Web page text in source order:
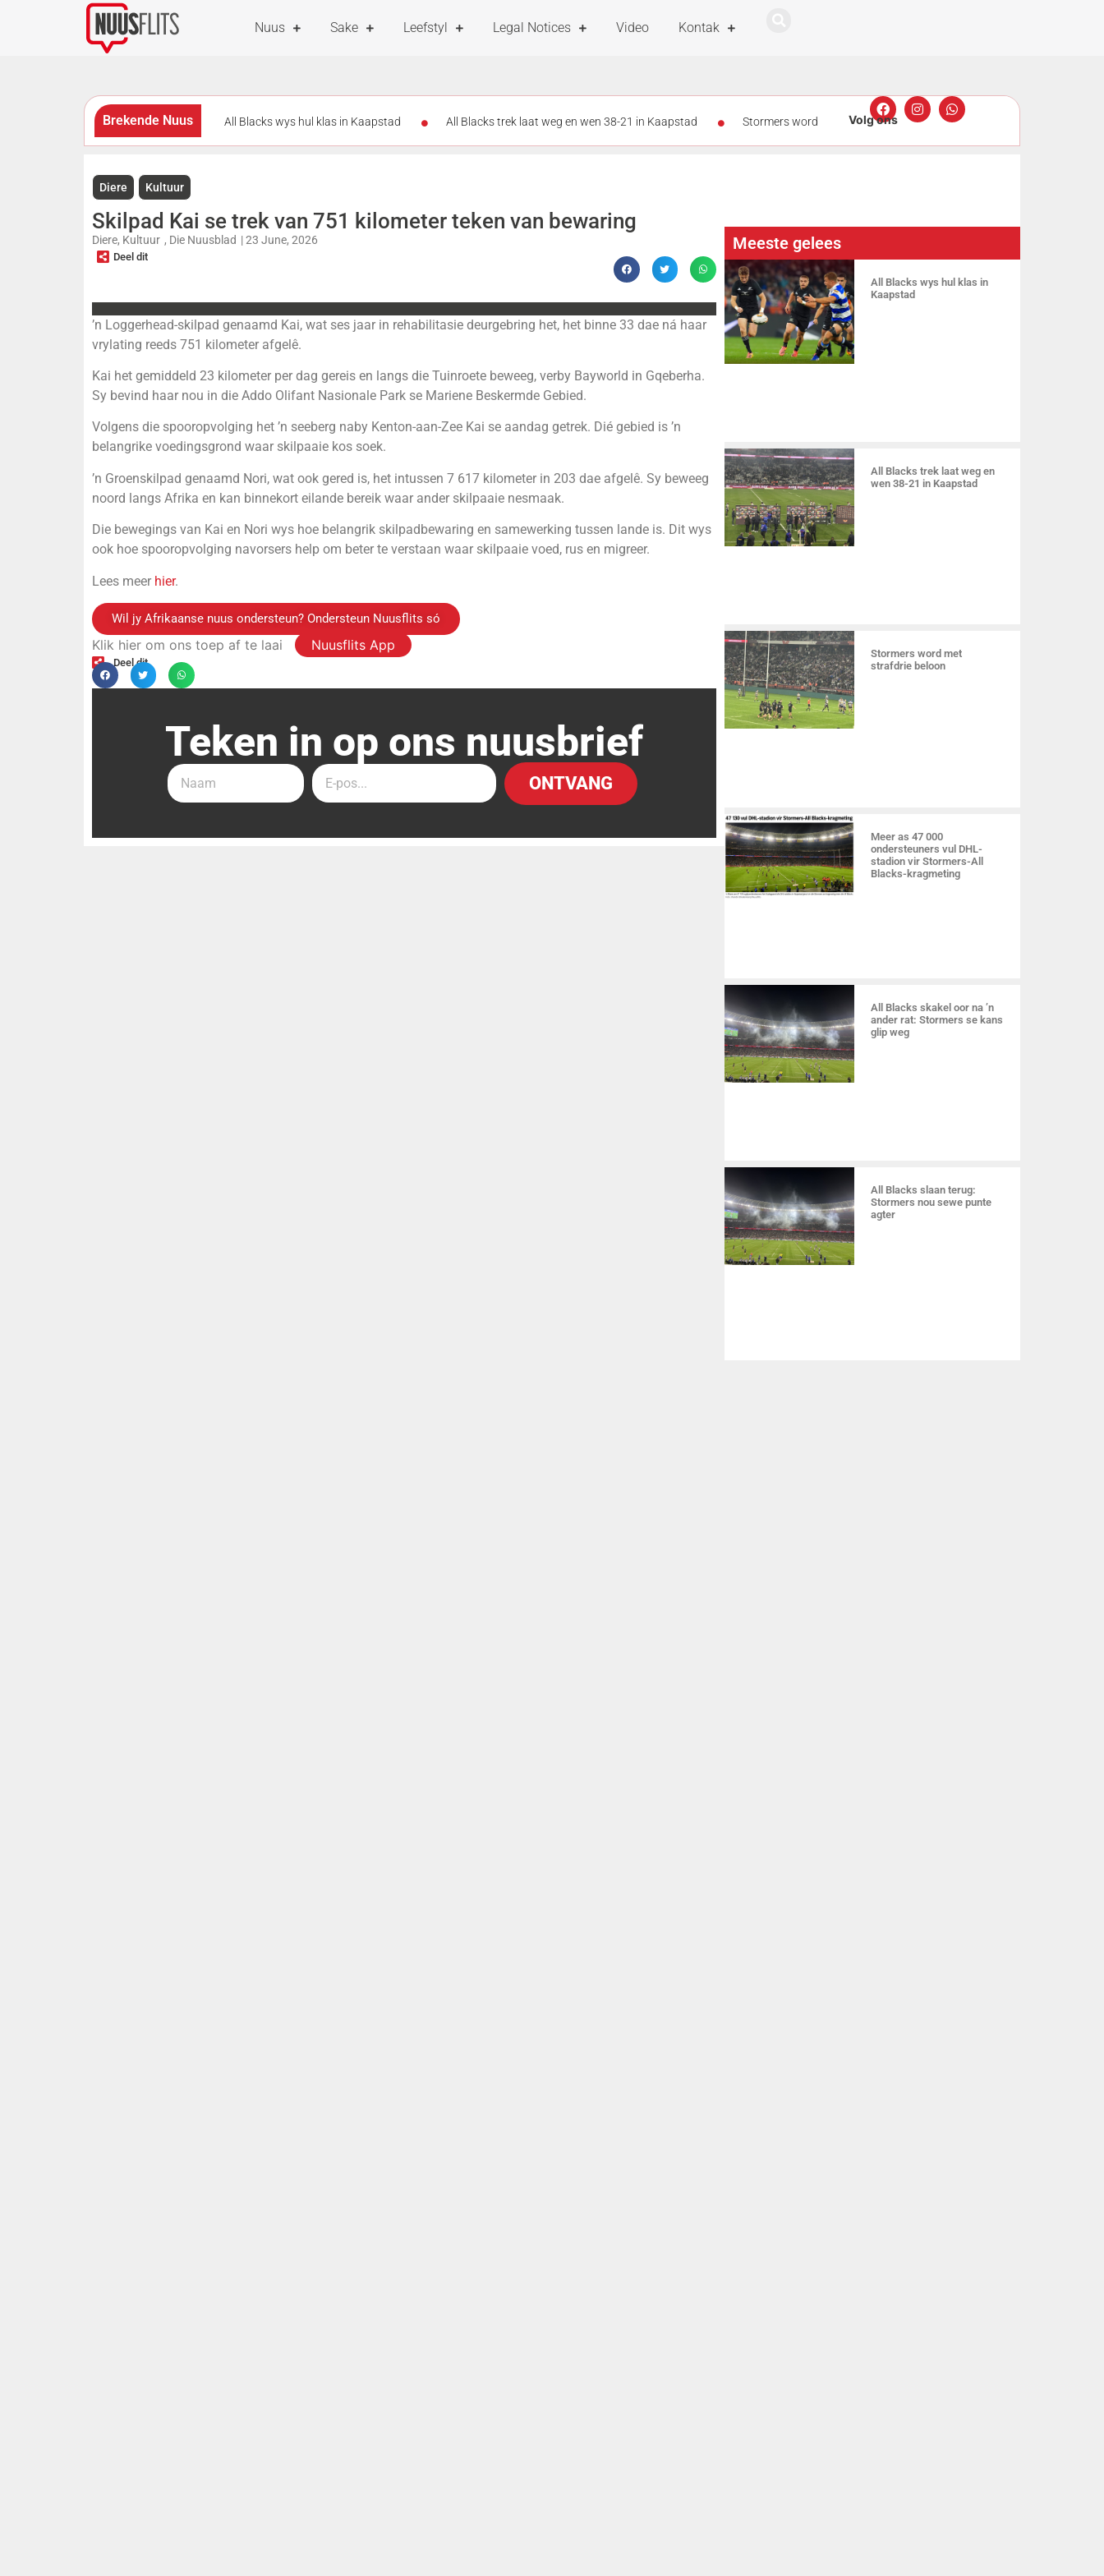
Nuus Sake Leefstyl Legal Notices Video Kontak
Brekende Nuus All Blacks wys hul klas in Kaapstad All Blacks trek laat weg en wen 38-21 in Kaapstad Stormers word
punte agter
Diere Kultuur
Skilpad Kai se trek van 751 kilometer teken van bewaring
Diere, Kultuur , Die Nuusblad |23 June, 2026
Deel dit
’n Loggerhead-skilpad genaamd Kai, wat ses jaar in rehabilitasie deurgebring het, het binne 33 dae ná haar
vrylating reeds 751 kilometer afgelê.
Kai het gemiddeld 23 kilometer per dag gereis en langs die Tuinroete beweeg, verby Bayworld in Gqeberha.
Sy bevind haar nou in die Addo Olifant Nasionale Park se Mariene Beskermde Gebied.
Volgens die spooropvolging het ’n seeberg naby Kenton-aan-Zee Kai se aandag getrek. Dié gebied is ’n
belangrike voedingsgrond waar skilpaaie kos soek.
’n Groenskilpad genaamd Nori, wat ook gered is, het intussen 7 617 kilometer in 203 dae afgelê. Sy beweeg
noord langs Afrika en kan binnekort eilande bereik waar ander skilpaaie nesmaak.
Die bewegings van Kai en Nori wys hoe belangrik skilpadbewaring en samewerking tussen lande is. Dit wys
ook hoe spooropvolging navorsers help om beter te verstaan waar skilpaaie voed, rus en migreer.
Lees meer hier.
Wil jy Afrikaanse nuus ondersteun? Ondersteun Nuusflits só
Klik hier om ons toep af te laai Nuusflits App
Deel dit
Teken in op ons nuusbrief
ONTVANG
Meeste gelees
All Blacks wys hul klas in
Kaapstad
All Blacks trek laat weg en
wen 38-21 in Kaapstad
Stormers word met
strafdrie beloon
Meer as 47 000
ondersteuners vul DHL-
stadion vir Stormers-All
Blacks-kragmeting
All Blacks skakel oor na ’n
ander rat: Stormers se kans
glip weg
All Blacks slaan terug:
Stormers nou sewe punte
agter